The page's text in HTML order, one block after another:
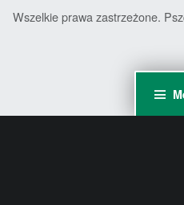
Wszelkie prawa zastrzeżone.